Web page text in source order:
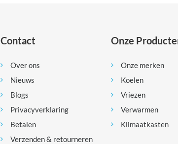
Contact
Over ons
Nieuws
Blogs
Privacyverklaring
Betalen
Verzenden & retourneren
Onze
Onze merken
Koelen
Vriezen
Verwarmen
Klimaatkasten